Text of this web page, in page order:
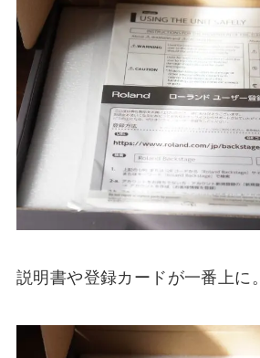
説明書や登録カードが一番上に。